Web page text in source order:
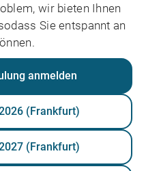
wir bieten Ihnen
Sie entspannt an
anmelden
(Frankfurt)
(Frankfurt)